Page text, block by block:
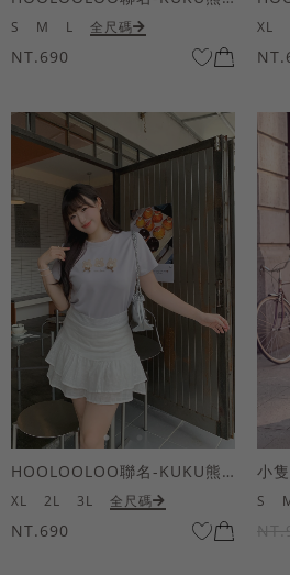
S M L 全尺碼
NT.690
XL
HOOLOOLOO聯名-KUKU熊蝴蝶結短袖上衣
XL 2L 3L 全尺碼
NT.690
S